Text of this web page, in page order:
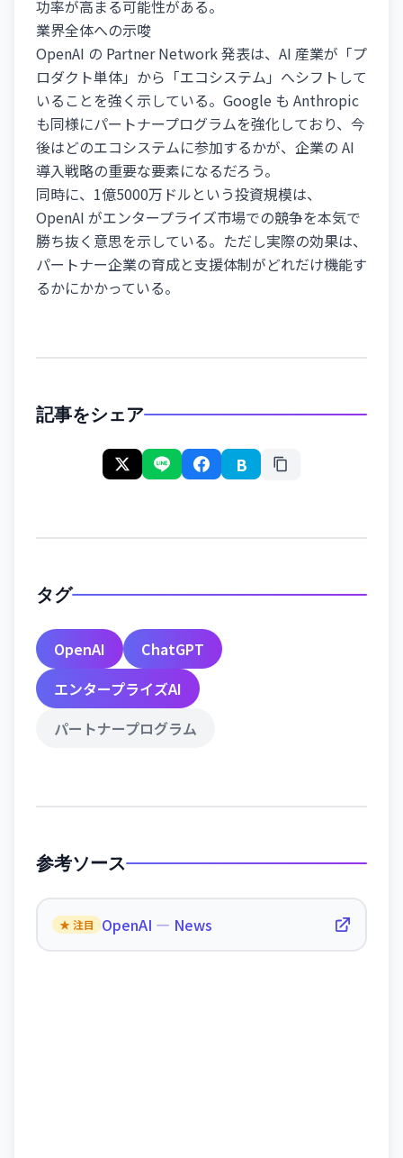
功率が高まる可能性がある。
業界全体への示唆
OpenAI の Partner Network 発表は、AI 産業が「プ
ロダクト単体」から「エコシステム」へシフトして
いることを強く示している。Google も Anthropic
も同様にパートナープログラムを強化しており、今
後はどのエコシステムに参加するかが、企業の AI
導入戦略の重要な要素になるだろう。
同時に、1億5000万ドルという投資規模は、
OpenAI がエンタープライズ市場での競争を本気で
勝ち抜く意思を示している。ただし実際の効果は、
パートナー企業の育成と支援体制がどれだけ機能す
るかにかかっている。
記事をシェア
B
タグ
OpenAI
ChatGPT
エンタープライズAI
パートナープログラム
参考ソース
★ 注目 OpenAI — News